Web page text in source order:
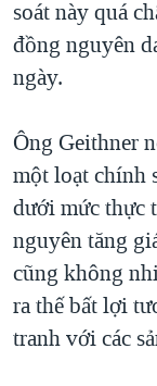
soát này quá
đồng nguyên
ngày.
Ông Geithner
một loạt chính
dưới mức thực
nguyên tăng
cũng không
ra thế bất lợi
tranh với các